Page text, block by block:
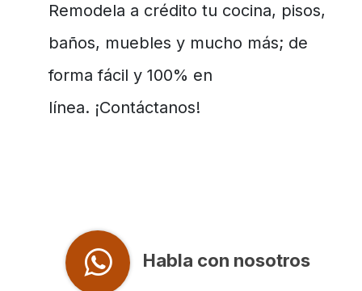
Remodela a crédito tu cocina, pisos,
baños, muebles y mucho más; de
forma fácil y 100% en
línea. ¡Contáctanos!
Habla con nosotros